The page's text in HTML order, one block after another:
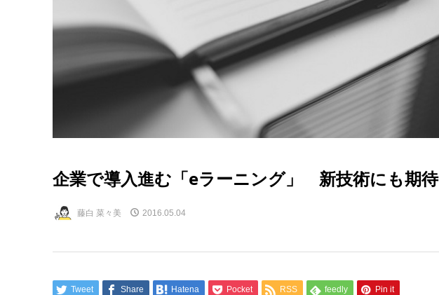
企業で導入進む「eラーニング」 新技術にも期待
藤白 菜々美 2016.05.04
Tweet Share Hatena Pocket RSS feedly Pin it